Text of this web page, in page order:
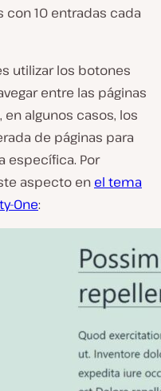
con 10 entradas cada
utilizar los botones
entre las páginas
algunos casos, los
de páginas para
específica. Por
aspecto en el tema
One: